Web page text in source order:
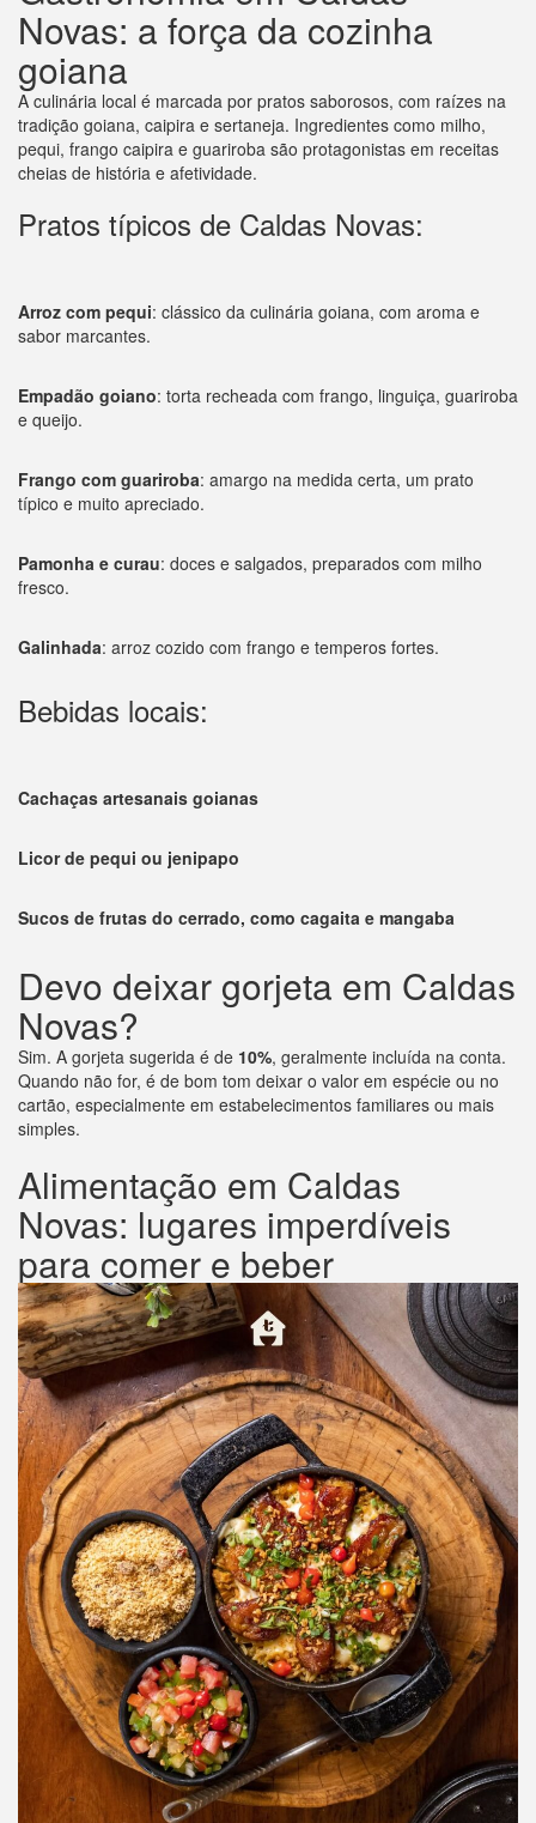
Novas: a força da cozinha
goiana
A culinária local é marcada por pratos saborosos, com raízes na
tradição goiana, caipira e sertaneja. Ingredientes como milho,
pequi, frango caipira e guariroba são protagonistas em receitas
cheias de história e afetividade.
Pratos típicos de Caldas Novas:
Arroz com pequi: clássico da culinária goiana, com aroma e
sabor marcantes.
Empadão goiano: torta recheada com frango, linguiça, guariroba
e queijo.
Frango com guariroba: amargo na medida certa, um prato
típico e muito apreciado.
Pamonha e curau: doces e salgados, preparados com milho
fresco.
Galinhada: arroz cozido com frango e temperos fortes.
Bebidas locais:
Cachaças artesanais goianas
Licor de pequi ou jenipapo
Sucos de frutas do cerrado, como cagaita e mangaba
Devo deixar gorjeta em Caldas
Novas?
Sim. A gorjeta sugerida é de 10%, geralmente incluída na conta.
Quando não for, é de bom tom deixar o valor em espécie ou no
cartão, especialmente em estabelecimentos familiares ou mais
simples.
Alimentação em Caldas
Novas: lugares imperdíveis
para comer e beber